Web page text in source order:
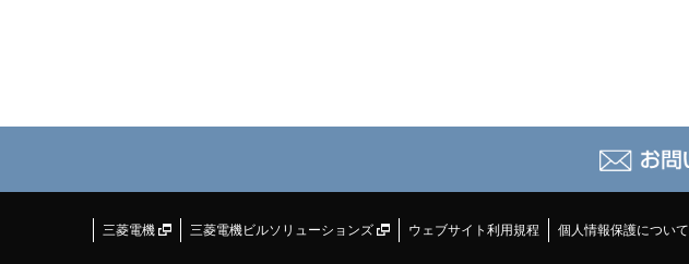
三菱電機 三菱電機ビルソリューションズ ウェブサイト利用規程 個人情報保護について